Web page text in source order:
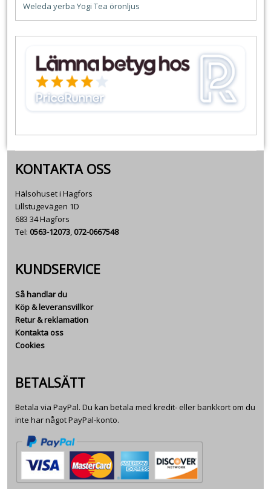
Weleda yerba Yogi Tea öronljus
KONTAKTA OSS
Hälsohuset i Hagfors
Lillstugevägen 1D
683 34 Hagfors
Tel: 0563-12073,072-0667548
KUNDSERVICE
Så handlar du
Köp & leveransvillkor
Retur & reklamation
Kontakta oss
Cookies
BETALSÄTT
Betala via PayPal. Du kan betala med kredit- eller bankkort om du
inte har något PayPal-konto.